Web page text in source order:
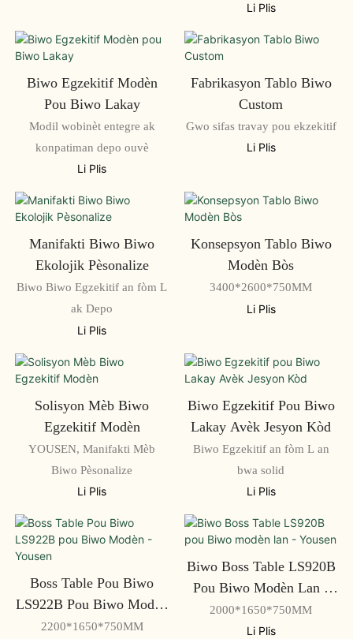
Li Plis
Biwo Egzekitif Modèn
Pou Biwo Lakay
Modil wobinèt entegre ak
konpatiman depo ouvè
Li Plis
Fabrikasyon Tablo Biwo
Custom
Gwo sifas travay pou ekzekitif
Li Plis
Manifakti Biwo Biwo
Ekolojik Pèsonalize
Biwo Biwo Egzekitif an fòm L
ak Depo
Li Plis
Konsepsyon Tablo Biwo
Modèn Bòs
3400*2600*750MM
Li Plis
Solisyon Mèb Biwo
Egzekitif Modèn
YOUSEN, Manifakti Mèb
Biwo Pèsonalize
Li Plis
Biwo Egzekitif Pou Biwo
Lakay Avèk Jesyon Kòd
Biwo Egzekitif an fòm L an
bwa solid
Li Plis
Boss Table Pou Biwo
LS922B Pou Biwo Modèn
- Yousen
2200*1650*750MM
Biwo Boss Table LS920B
Pou Biwo Modèn Lan -
Yousen
2000*1650*750MM
Li Plis